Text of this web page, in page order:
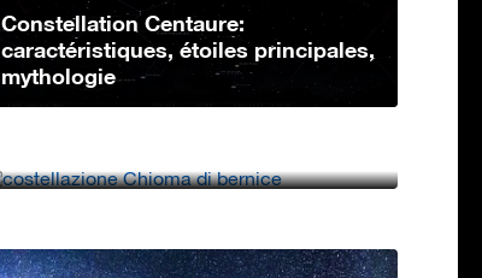
Constellation Centaure:
caractéristiques, étoiles principales,
mythologie
Constellation Chevelure de